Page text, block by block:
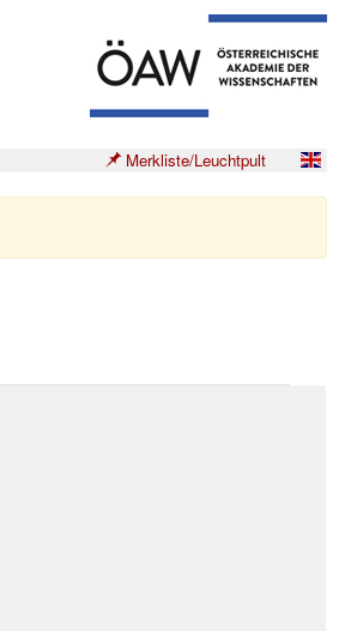
Merkliste/Leuchtpult